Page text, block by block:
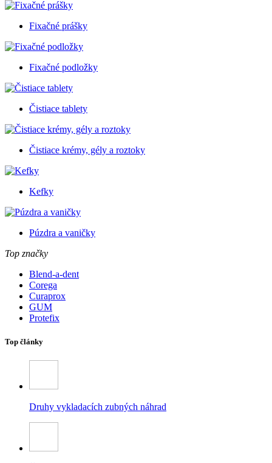
Fixačné prášky
Fixačné podložky
Čistiace tablety
Čistiace krémy, gély a roztoky
Kefky
Púzdra a vaničky
Top značky
Blend-a-dent
Corega
Curaprox
GUM
Protefix
Top články
Druhy vykladacích zubných náhrad